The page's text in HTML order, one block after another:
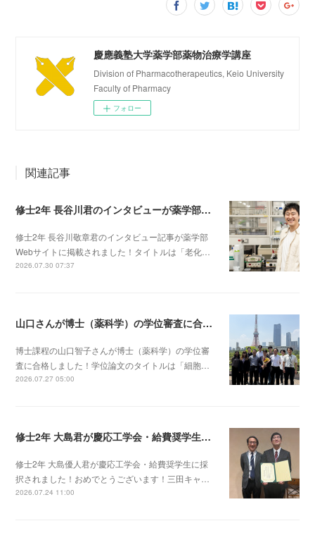
慶應義塾大学薬学部薬物治療学講座
Division of Pharmacotherapeutics, Keio University
Faculty of Pharmacy
フォロー
関連記事
修士2年 長谷川君のインタビューが薬学部Webサイトに掲載されました！
修士2年 長谷川敬章君のインタビュー記事が薬学部
Webサイトに掲載されました！タイトルは「老化…
2026.07.30 07:37
山口さんが博士（薬科学）の学位審査に合格しました！
博士課程の山口智子さんが博士（薬科学）の学位審
査に合格しました！学位論文のタイトルは「細胞…
2026.07.27 05:00
修士2年 大島君が慶応工学会・給費奨学生に採択されました！
修士2年 大島優人君が慶応工学会・給費奨学生に採
択されました！おめでとうございます！三田キャ…
2026.07.24 11:00